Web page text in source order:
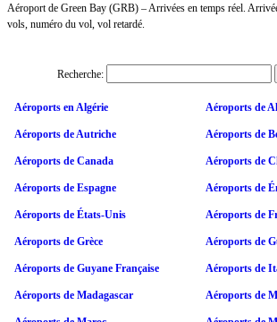
Aéroport de Green Bay (GRB) – Arrivées en temps réel.
vols, numéro du vol, vol retardé.
Recherche:
Aéroports en Algérie Aéroports de
Aéroports de Autriche Aéroports de
Aéroports de Canada Aéroports de
Aéroports de Espagne Aéroports de
Aéroports de États-Unis Aéroports de
Aéroports de Grèce Aéroports de
Aéroports de Guyane Française Aéroports de
Aéroports de Madagascar Aéroports de